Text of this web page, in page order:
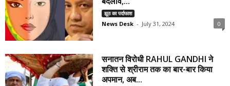
झूठ का पर्दाफाश
News Desk - July 31, 2024 0
सनातन विरोधी RAHUL GANDHI ने
शक्ति से श्रीराम तक का बार-बार किया
अपमान, अब...